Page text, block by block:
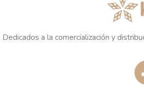
Dedicados a la comercialización y